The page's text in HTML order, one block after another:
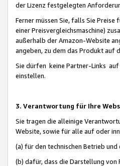
der Lizenz festgelegten
Ferner müssen Sie, falls Sie
einer Preisvergleichsmaschine)
außerhalb der Amazon-Website
angeben, zu dem das Produkt auf
Sie dürfen keine Partner-Links auf
einstellen.
3. Verantwortung für Ihre
Sie tragen die alleinige
Website, sowie für alle auf oder
(a) für den technischen Betrieb
(b) dafür, dass die Darstellung